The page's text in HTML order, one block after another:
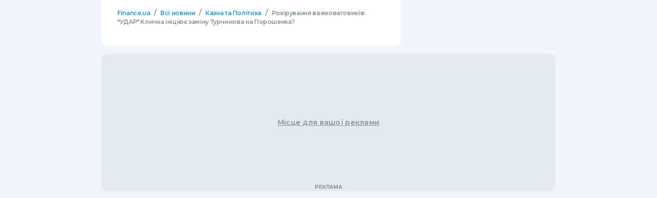
Finance.ua / Всі новини / Казна та Політика /
Рокірування важковаговиків:
"УДАР" Кличка ініціює заміну Турчинова на Порошенка?
Місце для вашої реклами